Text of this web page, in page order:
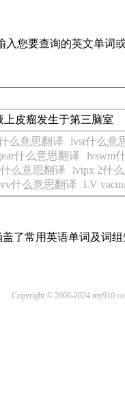
入您要查询的英文单词或
上皮瘤发生于第三脑室
么意思翻译 lvst什么意
什么意思翻译 lvswm
么意思翻译 lvtpx 2什
什么意思翻译 LV
了常用英语单词及词
Copyright © 2000-2024